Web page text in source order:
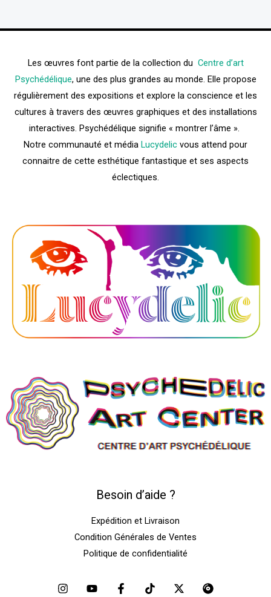
Les œuvres font partie de la collection du Centre d’art
Psychédélique, une des plus grandes au monde. Elle propose
régulièrement des expositions et explore la conscience et les
cultures à travers des œuvres graphiques et des installations
interactives. Psychédélique signifie « montrer l’âme ».
Notre communauté et média Lucydelic vous attend pour
connaitre de cette esthétique fantastique et ses aspects
éclectiques.
Besoin d’aide ?
Expédition et Livraison
Condition Générales de Ventes
Politique de confidentialité